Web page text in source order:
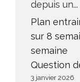
depuis un...
Plan
sur 8
semaine
Question
3 janvier 2026